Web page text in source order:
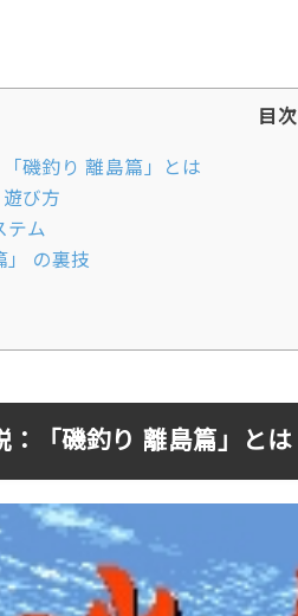
目次
磯釣り 離島篇」とは
び方
テム
」 の裏技
：「磯釣り 離島篇」とは